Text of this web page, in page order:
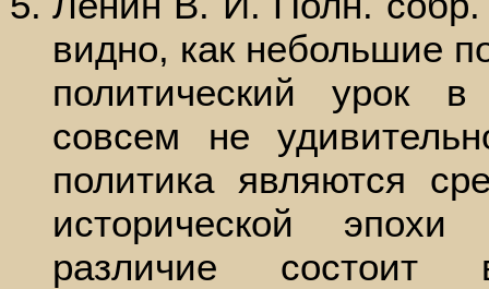
видно, как небольшие
политический урок
совсем не
политика являются
исторической
различие